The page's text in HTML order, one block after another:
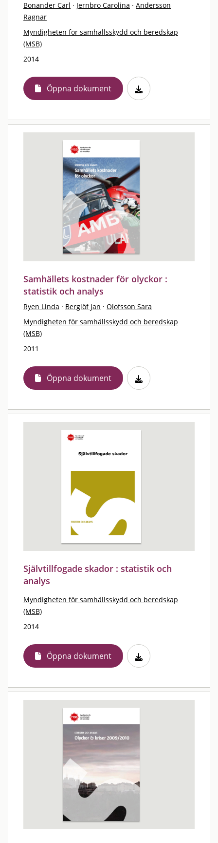
Bonander Carl · Jernbro Carolina · Andersson
Ragnar
Myndigheten för samhällsskydd och beredskap
(MSB)
2014
Öppna dokument
Samhällets kostnader för olyckor :
statistik och analys
Ryen Linda · Berglöf Jan · Olofsson Sara
Myndigheten för samhällsskydd och beredskap
(MSB)
2011
Öppna dokument
Självtillfogade skador : statistik och
analys
Myndigheten för samhällsskydd och beredskap
(MSB)
2014
Öppna dokument